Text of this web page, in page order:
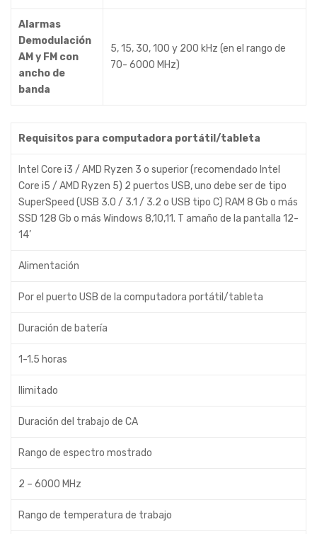
Alarmas
Demodulación
AM y FM con
ancho de
banda
5, 15, 30, 100 y 200 kHz (en el rango de
70- 6000 MHz)
Requisitos para computadora portátil/tableta
Intel Core i3 / AMD Ryzen 3 o superior (recomendado Intel
Core i5 / AMD Ryzen 5) 2 puertos USB, uno debe ser de tipo
SuperSpeed (USB 3.0 / 3.1 / 3.2 o USB tipo C) RAM 8 Gb o más
SSD 128 Gb o más Windows 8,10,11. T amaño de la pantalla 12-
14’
Alimentación
Por el puerto USB de la computadora portátil/tableta
Duración de batería
1-1.5 horas
Ilimitado
Duración del trabajo de CA
Rango de espectro mostrado
2 – 6000 MHz
Rango de temperatura de trabajo